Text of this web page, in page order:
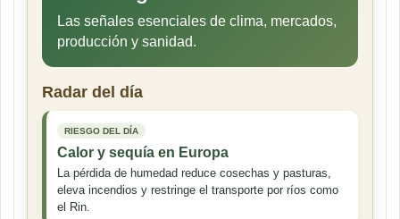
Las señales esenciales de clima, mercados,
producción y sanidad.
Radar del día
RIESGO DEL DÍA
Calor y sequía en Europa
La pérdida de humedad reduce cosechas y pasturas,
eleva incendios y restringe el transporte por ríos como
el Rin.